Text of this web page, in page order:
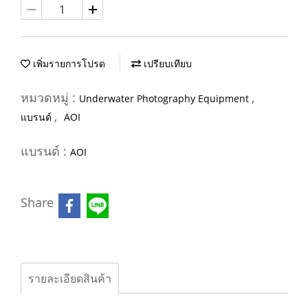
เพิ่มรายการโปรด เปรียบเทียบ
หมวดหมู่ : Underwater Photography Equipment ,
แบรนด์ , AOI
แบรนด์ : AOI
Share
รายละเอียดสินค้า